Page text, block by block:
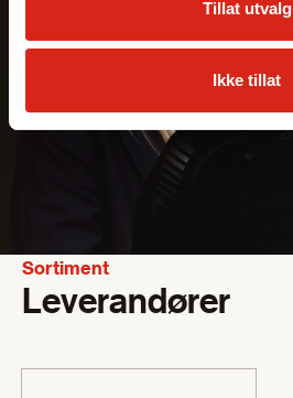
Tillat utvalg
Ikke tillat
Sortiment
Leverandører